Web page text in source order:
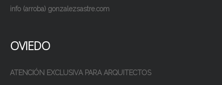
info (arroba) gonzalezsastre.com
OVIEDO
ATENCIÓN EXCLUSIVA PARA ARQUITECTOS